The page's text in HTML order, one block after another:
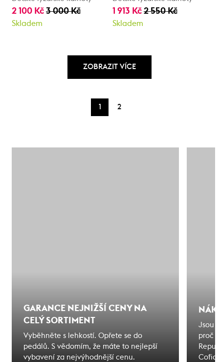
2 100 Kč 3 000 Kč
Skladem
1 913 Kč 2 550 Kč
Skladem
ZOBRAZIT VÍCE
1 2
GARANCE NEJNIŽŠÍ CENY NA
CELÝ SORTIMENT
Vyběhněte s lehkostí. Opřete se do
pedálů. S vědomím, že máte to nejlepší
vybavení za nejvýhodnější cenu.
Jsou
proč